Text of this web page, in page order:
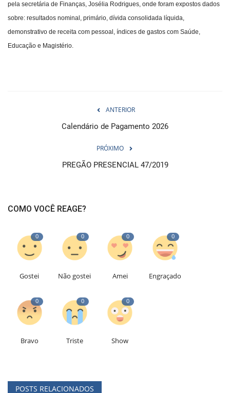
pela secretária de Finanças, Josélia Rodrigues, onde foram expostos dados
sobre: resultados nominal, primário, dívida consolidada líquida,
demonstrativo de receita com pessoal, índices de gastos com Saúde,
Educação e Magistério.
ANTERIOR
Calendário de Pagamento 2026
PRÓXIMO
PREGÃO PRESENCIAL 47/2019
COMO VOCÊ REAGE?
0
Gostei
0
Não gostei
0
Amei
0
Engraçado
0
Bravo
0
Triste
0
Show
POSTS RELACIONADOS